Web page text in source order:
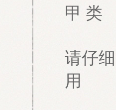
甲 类
请仔
用